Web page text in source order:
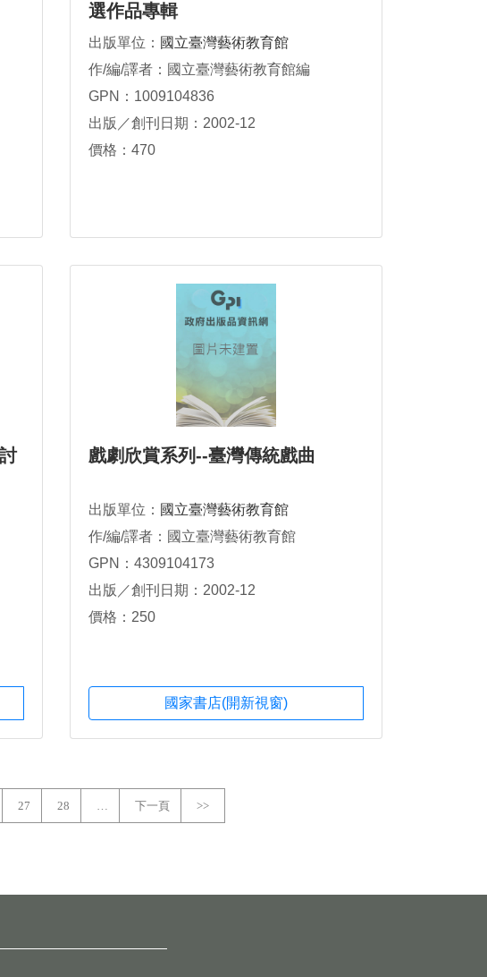
選作品專輯
出版單位： 國立臺灣藝術教育館
作/編/譯者：國立臺灣藝術教育館編
GPN：1009104836
出版／創刊日期：2002-12
價格：470
戲劇欣賞系列--臺灣傳統戲曲
出版單位： 國立臺灣藝術教育館
作/編/譯者：國立臺灣藝術教育館
GPN：4309104173
出版／創刊日期：2002-12
價格：250
國家書店(開新視窗)
27 28 … 下一頁 >>